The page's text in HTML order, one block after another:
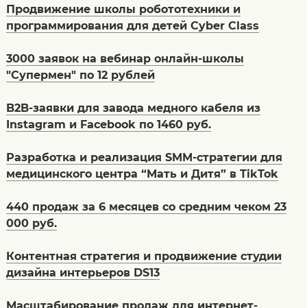
Продвижение школы робототехники и
программирования для детей Cyber Class
3000 заявок на вебинар онлайн-школы
"Cупермен" по 12 рублей
B2B-заявки для завода медного кабеля из
Instagram и Facebook по 1460 руб.
Разработка и реализация SMM-стратегии для
медицинского центра “Мать и Дитя” в TikTok
440 продаж за 6 месяцев со средним чеком 23
000 руб.
Контентная стратегия и продвижение студии
дизайна интерьеров DS13